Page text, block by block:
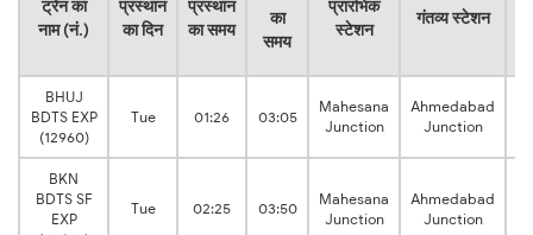
ट्रेन का
नाम (नं.)
प्रस्थान
का दिन
प्रस्थान
का समय
का
समय
प्रारंभिक
स्टेशन
गंतव्य स्टेशन
BHUJ
BDTS EXP
(12960)
Tue 01:26 03:05
Mahesana
Junction
Ahmedabad
Junction
BKN
BDTS SF
EXP
Tue 02:25 03:50
Mahesana
Junction
Ahmedabad
Junction